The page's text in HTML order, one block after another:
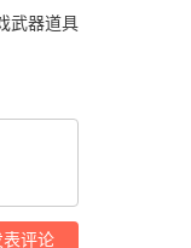
武器道具
表评论